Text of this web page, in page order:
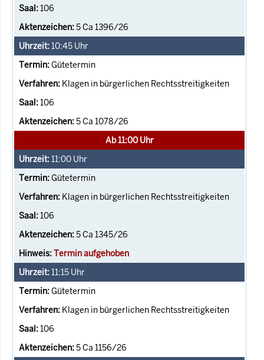
106
5 Ca 1396/26
10:45 Uhr
Gütetermin
Klagen in bürgerlichen Rechtsstreitigkeiten
106
5 Ca 1078/26
Ab 11:00 Uhr
11:00 Uhr
Gütetermin
Klagen in bürgerlichen Rechtsstreitigkeiten
106
5 Ca 1345/26
Termin aufgehoben
11:15 Uhr
Gütetermin
Klagen in bürgerlichen Rechtsstreitigkeiten
106
5 Ca 1156/26